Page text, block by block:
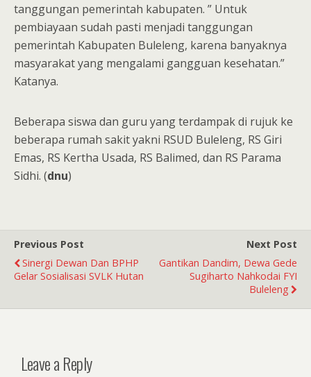
tanggungan pemerintah kabupaten. ” Untuk
pembiayaan sudah pasti menjadi tanggungan
pemerintah Kabupaten Buleleng, karena banyaknya
masyarakat yang mengalami gangguan kesehatan.”
Katanya.
Beberapa siswa dan guru yang terdampak di rujuk ke
beberapa rumah sakit yakni RSUD Buleleng, RS Giri
Emas, RS Kertha Usada, RS Balimed, dan RS Parama
Sidhi. (dnu)
Previous Post
Sinergi Dewan Dan BPHP
Gelar Sosialisasi SVLK Hutan
Next Post
Gantikan Dandim, Dewa Gede
Sugiharto Nahkodai FYI
Buleleng
Leave a Reply